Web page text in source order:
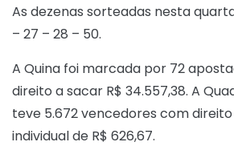
As dezenas sorteadas nesta quarta
– 27 – 28 – 50.
A Quina foi marcada por 72
direito a sacar R$ 34.557,38. A
teve 5.672 vencedores com
individual de R$ 626,67.